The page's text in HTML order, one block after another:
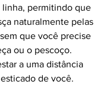
linha, permitindo que
naturalmente pelas
que você precise
ou o pescoço.
a uma distância
de você.